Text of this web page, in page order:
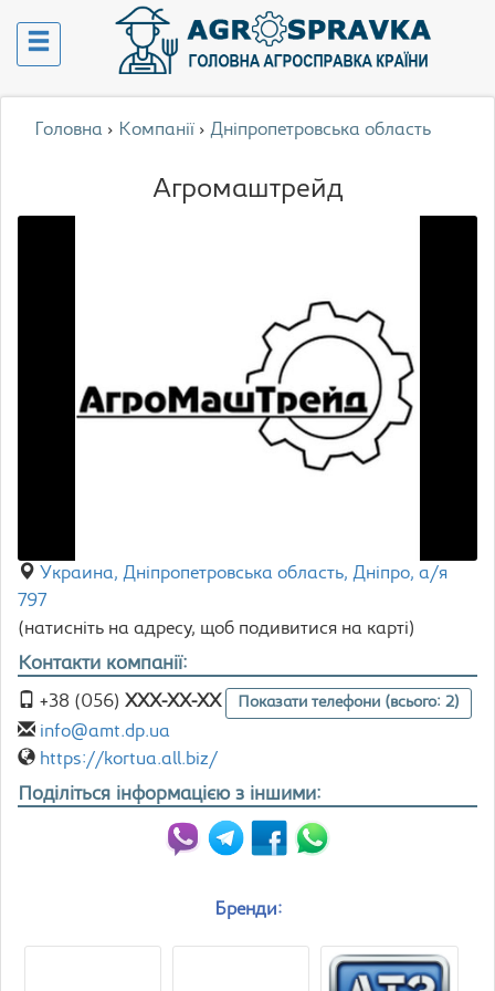
Головна › Компанії › Дніпропетровська область
Агромаштрейд
Украина, Дніпропетровська область, Дніпро, а/я
797
(натисніть на адресу, щоб подивитися на карті)
Контакти компанії:
+38 (056) XXX-XX-XX Показати телефони (всього: 2)
info@amt.dp.ua
https://kortua.all.biz/
Поділіться інформацією з іншими:
Бренди: